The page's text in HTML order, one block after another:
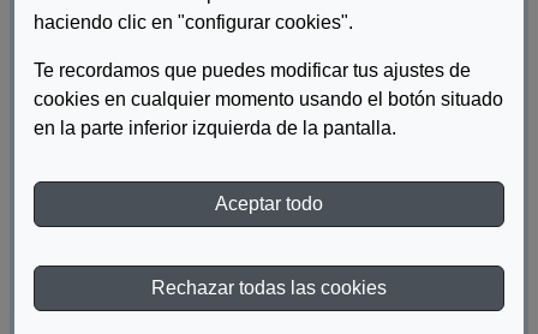
haciendo clic en "configurar cookies".
Te recordamos que puedes modificar tus ajustes de
cookies en cualquier momento usando el botón situado
en la parte inferior izquierda de la pantalla.
Aceptar todo
Rechazar todas las cookies
todo lo que concierne a la accesibilidad de personas con
discapacidad a los Parques Nacionales Españoles, tanto desde
el punto de vista físico como desde el punto de vista laboral y
social. Como espacios naturales protegidos, se hace necesario
actuar sobre ellos con la mínima interferencia hacia los procesos
naturales, preservando el paisaje como uno de los valores
mínimo impacto visual para todos los proyectos de actuación.